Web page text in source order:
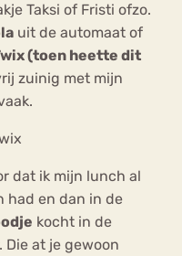
Taksi of Fristi ofzo.
uit de automaat of
(toen heette dit
zuinig met mijn
dat ik mijn lunch al
had en dan in de
kocht in de
Die at je gewoon